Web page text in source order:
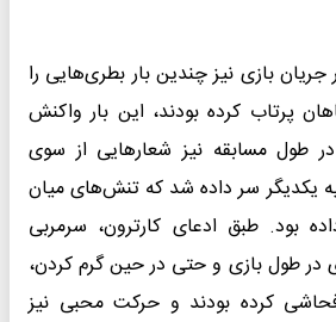
جریان بازی نیز چندین بار بطری‌هایی را
پرتاب کرده بودند، این بار واکنش
طول مسابقه نیز شعارهایی از سوی
یکدیگر سر داده شد که تنش‌های میان
بود. طبق ادعای کارترون، سرمربی
در طول بازی و حتی در حین گرم کردن،
فحاشی کرده بودند و حرکت محبی نیز